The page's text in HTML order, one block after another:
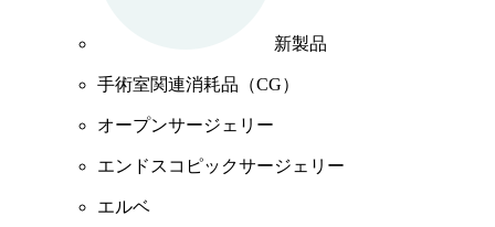
新製品
手術室関連消耗品（CG）
オープンサージェリー
エンドスコピックサージェリー
エルベ